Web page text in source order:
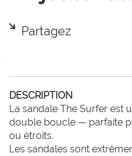
Partagez
DESCRIPTION
La sandale The Surfer est
double boucle — parfaite
ou étroits.
Les sandales sont